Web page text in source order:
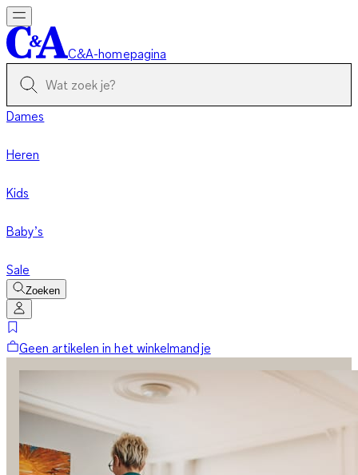
C&A-homepagina
Dames
Heren
Kids
Baby’s
Sale
Zoeken
Geen artikelen in het winkelmandje